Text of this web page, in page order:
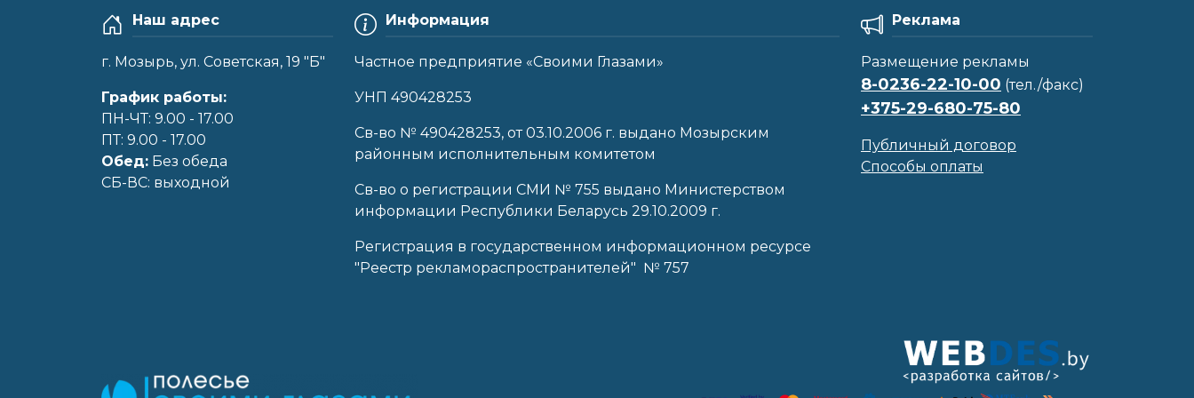
Наш адрес
г. Мозырь, ул. Советская, 19 "Б"
График работы:
ПН-ЧТ: 9.00 - 17.00
ПТ: 9.00 - 17.00
Обед: Без обеда
CБ-ВС: выходной
Информация
Частное предприятие «Своими Глазами»
УНП 490428253
Cв-во № 490428253, от 03.10.2006 г. выдано Мозырским
районным исполнительным комитетом
Св-во о регистрации СМИ № 755 выдано Министерством
информации Республики Беларусь 29.10.2009 г.
Регистрация в государственном информационном ресурсе
"Реестр рекламораспространителей" № 757
Реклама
Размещение рекламы
8-0236-22-10-00 (тел./факс)
+375-29-680-75-80
Публичный договор
Способы оплаты